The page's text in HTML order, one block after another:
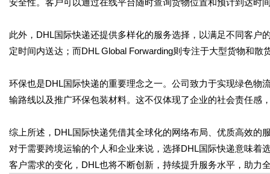
安全性。客户可以通过在线平台随时查询货物位置和预计到达时
此外，DHL国际快递还提供多样化的服务选择，以满足不同客
定时间内送达；而DHL Global Forwarding则专注于大型货物和
环保也是DHL国际快递的重要理念之一。公司致力于实现绿色物
输路线以及推广环保包装材料。这不仅体现了企业的社会责任感
综上所述，DHL国际快递凭借其全球化的网络布局、优质高效的
对于需要跨境运输的个人和企业来说，选择DHL国际快递意味
客户需求的变化，DHL也将不断创新，持续提升服务水平，助力